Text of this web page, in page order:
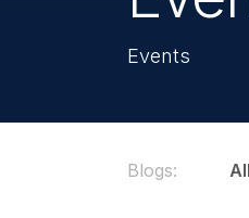
Events
Blogs: